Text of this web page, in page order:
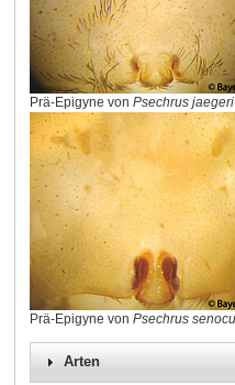
Prä-Epigyne von Psechrus jaegeri
Prä-Epigyne von Psechrus
Arten